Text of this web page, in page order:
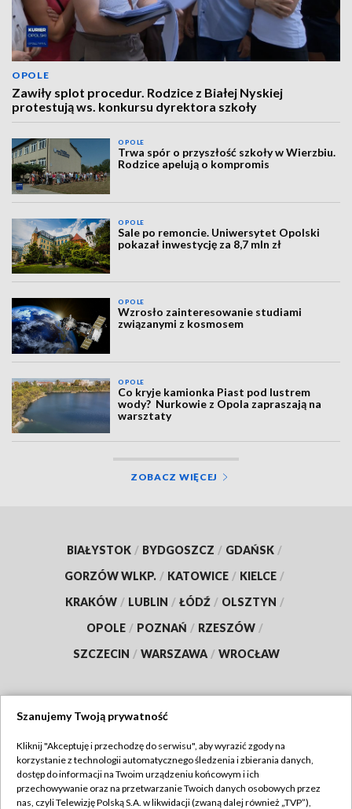
OPOLE
Zawiły splot procedur. Rodzice z Białej Nyskiej
protestują ws. konkursu dyrektora szkoły
OPOLE
Trwa spór o przyszłość szkoły w Wierzbiu.
Rodzice apelują o kompromis
OPOLE
Sale po remoncie. Uniwersytet Opolski
pokazał inwestycję za 8,7 mln zł
OPOLE
Wzrosło zainteresowanie studiami
związanymi z kosmosem
OPOLE
Co kryje kamionka Piast pod lustrem
wody? Nurkowie z Opola zapraszają na
warsztaty
ZOBACZ WIĘCEJ
BIAŁYSTOK / BYDGOSZCZ / GDAŃSK /
GORZÓW WLKP. / KATOWICE / KIELCE /
KRAKÓW / LUBLIN / ŁÓDŹ / OLSZTYN /
OPOLE / POZNAŃ / RZESZÓW /
SZCZECIN / WARSZAWA / WROCŁAW
TVP
Abonament TVP
Regulamin TVP
Szanujemy Twoją prywatność
Kliknij "Akceptuję i przechodzę do serwisu", aby wyrazić zgody na
korzystanie z technologii automatycznego śledzenia i zbierania danych,
dostęp do informacji na Twoim urządzeniu końcowym i ich
przechowywanie oraz na przetwarzanie Twoich danych osobowych przez
nas, czyli Telewizję Polską S.A. w likwidacji (zwaną dalej również „TVP”),